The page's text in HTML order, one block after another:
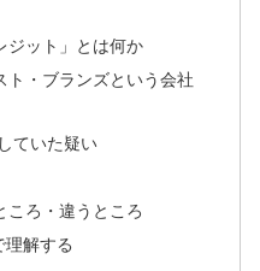
ジット」とは何か
・ブランズという会社
ていた疑い
ころ・違うところ
理解する